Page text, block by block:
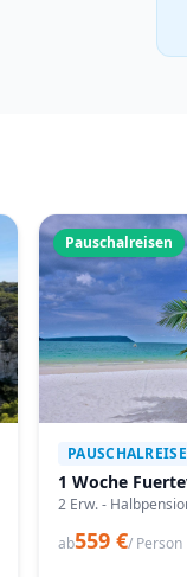
Pauschalreisen
1 Woche
2 Erw. -
ab559 €/ Person